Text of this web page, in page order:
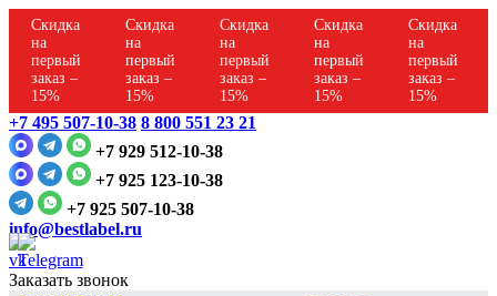
Скидка
на
первый
заказ –
15%
Скидка
на
первый
заказ –
15%
Скидка
на
первый
заказ –
15%
Скидка
на
первый
заказ –
15%
Скидка
на
первый
заказ –
15%
+7 495 507-10-38 8 800 551 23 21
+7 929 512-10-38
+7 925 123-10-38
+7 925 507-10-38
info@bestlabel.ru
Заказать звонок